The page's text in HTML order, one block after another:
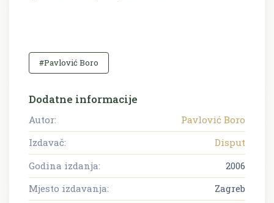
#Pavlović Boro
Dodatne informacije
Autor:
Pavlović Boro
Izdavač:
Disput
Godina izdanja:
2006
Mjesto izdavanja:
Zagreb